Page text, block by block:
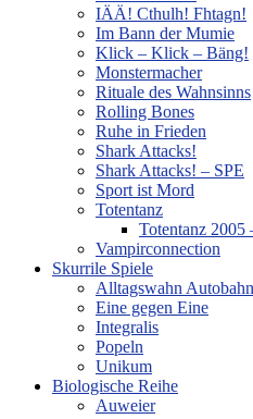
IÄÄ! Cthulh! Fhtagn!
Im Bann der Mumie
Klick – Klick – Bäng!
Monstermacher
Rituale des Wahnsinns
Rolling Bones
Ruhe in Frieden
Shark Attacks!
Shark Attacks! – SPE
Sport ist Mord
Totentanz
Totentanz 2005
Vampirconnection
Skurrile Spiele
Alltagswahn Autobahn
Eine gegen Eine
Integralis
Popeln
Unikum
Biologische Reihe
Auweier